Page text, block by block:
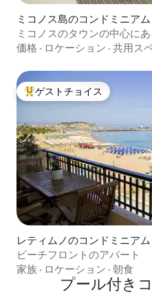
ミコノス島のコンドミニアム
ミコノスのタウンの中心に
メゾネット
価格 · ロケーション · 共用ス
大好評のゲストチョイスです。
ゲストチョイス
レティムノのコンドミニアム
ビーチフロントのアパート
家族 · ロケーション · 朝食
プール付き